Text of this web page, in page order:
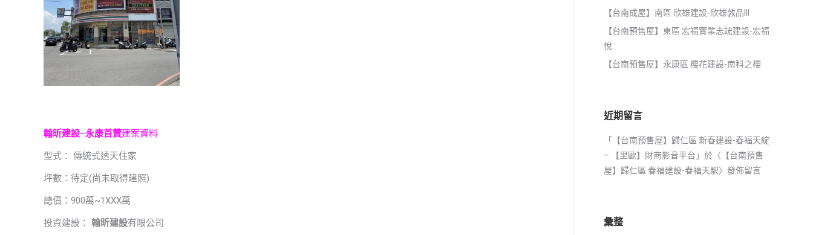
翰昕建設–永康首贊建案資料
型式： 傳統式透天住家
坪數：待定(尚未取得建照)
總價：900萬~1XXX萬
投資建設： 翰昕建設有限公司
【台南成屋】南區 欣雄建設-欣雄敦品III
【台南預售屋】東區 宏福實業志竤建設-宏福
悅
【台南預售屋】永康區 櫻花建設-南科之櫻
近期留言
「
【台南預售屋】歸仁區 新春建設-春福天綻
– 【里歐】財商影音平台 」於〈 【台南預售
屋】歸仁區 春福建設-春福天駅〉發佈留言
彙整